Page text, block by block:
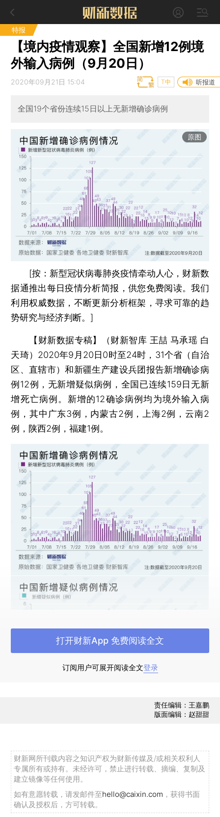
特报
【境内疫情观察】全国新增12例境
外输入病例（9月20日）
2020年09月21日 15:04 听报道
T中
全国19个省份连续15日以上无新增确诊病例
原图
[按：新型冠状病毒肺炎疫情牵动人心，财新数
据通推出每日疫情分析简报，供您免费阅读。我们
利用权威数据，不断更新分析框架，寻求可靠的趋
势研究与经济判断。]
【财新数据专稿】（财新智库 王喆 马承瑶 白
天琦） 2020年9月20日0时至24时，31个省（自治
区、直辖市）和新疆生产建设兵团报告新增确诊病
例12例，无新增疑似病例，全国已连续159日无新
增死亡病例。新增的12确诊病例均为境外输入病
例，其中广东3例，内蒙古2例，上海2例，云南2
例，陕西2例，福建1例。
历史病例重新归入境外输入确诊病例），累计治愈
出院病例2569例，无死亡病例。截至9月20日，境
外输入病例主要集中于上海、广东、黑龙江、内蒙
古、北京5省市，五地分别累计报告境外输入确诊
病例632例、404例、387例、186例、176例，占
订阅用户可展开阅读全文登录
打开财新App 免费阅读全文
责任编辑：王嘉鹏
版面编辑：赵甜甜
财新网所刊载内容之知识产权为财新传媒及/或相关权利人
专属所有或持有。未经许可，禁止进行转载、摘编、复制及
建立镜像等任何使用。
如有意愿转载，请发邮件至hello@caixin.com ，获得书面
确认及授权后，方可转载。